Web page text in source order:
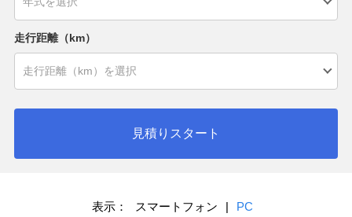
走行距離（km）
見積りスタート
表示： スマートフォン | PC